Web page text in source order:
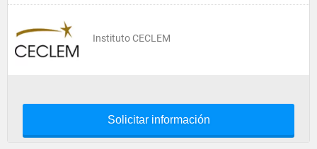
Instituto CECLEM
Solicitar información